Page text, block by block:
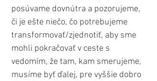
posúvame dovnútra a pozorujeme,
či je ešte niečo, čo potrebujeme
transformovať/zjednotiť, aby sme
mohli pokračovať v ceste s
vedomím, že tam, kam smerujeme,
musíme byť ďalej, pre vyššie dobro